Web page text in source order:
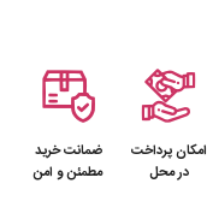
امکان پرداخت
در محل
ضمانت خرید
مطمئن و امن